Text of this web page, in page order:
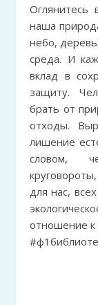
Оглянитесь
наша
небо,
среда. И
вклад в
защиту.
брать от
отходы.
лишение
словом,
для нас,
отношение к